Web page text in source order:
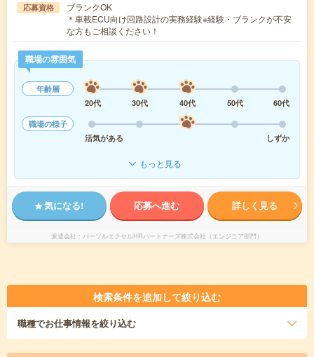
応募資格
ブランクOK
＊車載ECU向け回路設計の実務経験※経験・ブランクが不安
な方もご相談ください！
職場の雰囲気
年齢層
20代
30代 40代 50代
60代
職場の様子
活気がある
しずか
もっと見る
気になる! 応募へ進む 詳しく見る
派遣会社 パーソルエクセルHRパートナーズ株式会社（エンジニア部門）
検索条件を追加して絞り込む
職種でお仕事情報を絞り込む